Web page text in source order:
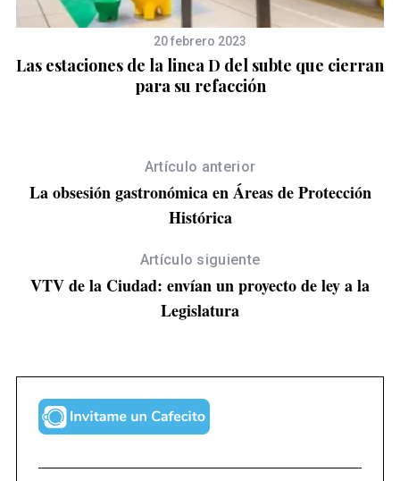
20 febrero 2023
Las estaciones de la linea D del subte que cierran
para su refacción
Artículo anterior
La obsesión gastronómica en Áreas de Protección
Histórica
Artículo siguiente
VTV de la Ciudad: envían un proyecto de ley a la
Legislatura
e
o